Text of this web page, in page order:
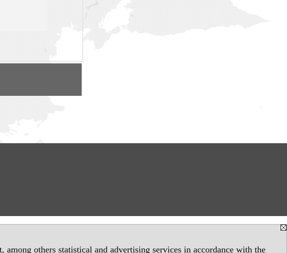
others statistical and advertising services in accordance with the